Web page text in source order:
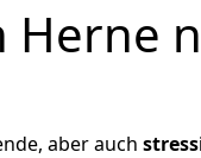
Herne
aber auch